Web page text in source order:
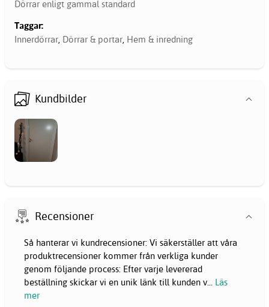
Dörrar enligt gammal standard
Taggar:
Innerdörrar, Dörrar & portar, Hem & inredning
Kundbilder
Recensioner
Så hanterar vi kundrecensioner: Vi säkerställer att våra
produktrecensioner kommer från verkliga kunder
genom följande process: Efter varje levererad
beställning skickar vi en unik länk till kunden v... Läs
mer